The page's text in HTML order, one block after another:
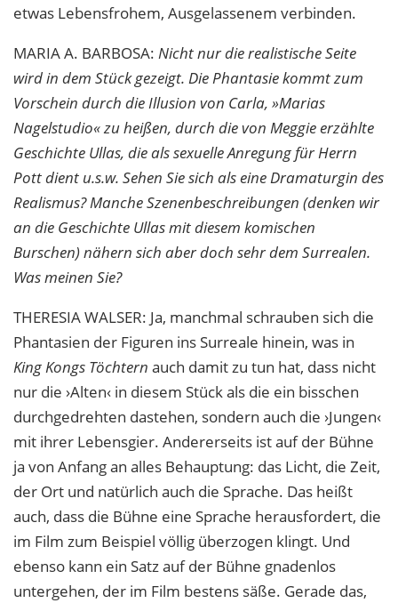
etwas Lebensfrohem, Ausgelassenem verbinden.
MARIAA. BARBOSA: Nicht nur die realistische Seite
wird in dem Stück gezeigt. Die Phantasie kommt zum
Vorschein durch die Illusion von Carla, »Marias
Nagelstudio« zu heißen, durch die von Meggie erzählte
Geschichte Ullas, die als sexuelle Anregung für Herrn
Pott dient u.s.w. Sehen Sie sich als eine Dramaturgin des
Realismus? Manche Szenenbeschreibungen (denken wir
an die Geschichte Ullas mit diesem komischen
Burschen) nähern sich aber doch sehr dem Surrealen.
Was meinen Sie?
THERESIAWALSER: Ja, manchmal schrauben sich die
Phantasien der Figuren ins Surreale hinein, was in
King Kongs Töchtern auch damit zu tun hat, dass nicht
nur die ›Alten‹ in diesem Stück als die ein bisschen
durchgedrehten dastehen, sondern auch die ›Jungen‹
mit ihrer Lebensgier. Andererseits ist auf der Bühne
ja von Anfang an alles Behauptung: das Licht, die Zeit,
der Ort und natürlich auch die Sprache. Das heißt
auch, dass die Bühne eine Sprache herausfordert, die
im Film zum Beispiel völlig überzogen klingt. Und
ebenso kann ein Satz auf der Bühne gnadenlos
untergehen, der im Film bestens säße. Gerade das,